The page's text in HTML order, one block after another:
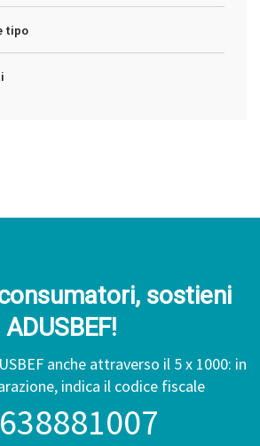
tipo
sostieni
ADUSBEF!
anche attraverso il 5 x 1000: in
indica il codice fiscale